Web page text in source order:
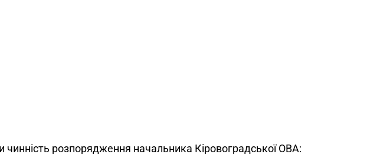
чинність розпорядження начальника Кіровоградської ОВА: